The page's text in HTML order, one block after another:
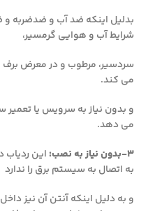
بدلیل اینکه ضد آب و ضدضربه و
شرایط آب و هوایی گرمسیر،
سردسیر، مرطوب و در معرض برف و
می کند.
و بدون نیاز به سرویس یا تعمیر
می دهد.
۳-بدون نیاز به نصب:
این ردیاب
به اتصال به سیستم برق را ندارد
و به دلیل اینکه آنتن آن نیز